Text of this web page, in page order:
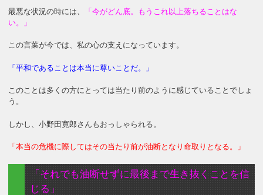
最悪な状況の時には
「今がどん底。もうこれ以上落ちることはな
い。」
この言葉が今では、私の心の支えになっています。
「平和であることは本当に尊いことだ。」
このことは多くの方にとっては当たり前のように感じていることでしょ
う。
しかし、小野田寛郎さんもおっしゃられる。
「本当の危機に際してはその当たり前が油断となり命取りとなる。」
「それでも油断せずに最後まで生き抜くことを信
じる」